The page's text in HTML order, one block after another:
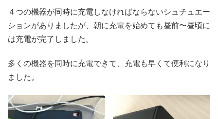
４つの機器が同時に充電しなければならないシュチュエー
ションがありましたが、朝に充電を始めても昼前〜昼頃に
は充電が完了しました。
多くの機器を同時に充電できて、充電も早くて便利になり
ました。